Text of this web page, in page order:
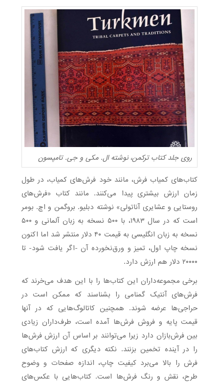
روی جلد کتاب ترکمن، نوشته ال. مکی و جی. تامپسون
کتاب‌های کمیاب فرش، مانند خود فرش‌های کمیاب، در طول
زمان ارزش بیشتری پیدا می‌کنند. مانند کتاب «فرش‌های
روستایی و عشایری آناتولی» نوشته دبلیو. بروگمن و اچ. بومر
است که در سال ۱۹۸۳، با ۵۰۰ نسخه به زبان آلمانی و ۵۰۰
نسخه به زبان انگلیسی به قیمت ۴۰ دلار منتشر شد اما اکنون
نسخه چاپ اول، تمیز و ورق‌نخورده آن -اگر یافت شود- تا
۲۰۰۰۰ دلار هم ارزش دارد.
برخی مجموعه‌داران این کتاب‌ها را با این هدف می‌خرند که
فرش‌های آنتیک گمنامی را بشناسند که ممکن است در
حراجی‌ها عرضه شوند. همچنین کاتالوگ‌هایی که در آنها
قیمت پایه و فروش فرش‌ها آمده است، طرف‌داران زیادی
بین فرش‌بازان دارد زیرا می‌توانند بر اساس آن ارزش فرش‌ها
را در آینده تخمین بزنند. نکته دیگری که ارزش کتاب‌های
فرش را بالا می‌برد کیفیت چاپ، اندازه صفحات و وضوح
طرح، نقش و رنگ فرش‌ها است. کتاب‌هایی با عکس‌های